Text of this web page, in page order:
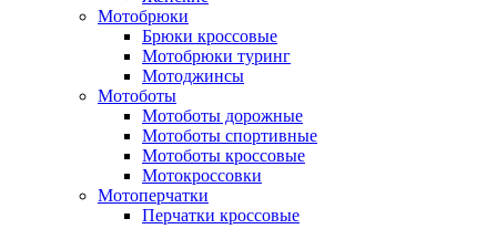
Мотобрюки
Брюки кроссовые
Мотобрюки туринг
Мотоджинсы
Мотоботы
Мотоботы дорожные
Мотоботы спортивные
Мотоботы кроссовые
Мотокроссовки
Мотоперчатки
Перчатки кроссовые